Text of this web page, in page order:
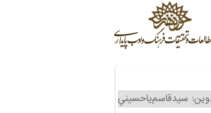
سيدقاسم‌ياحسيني